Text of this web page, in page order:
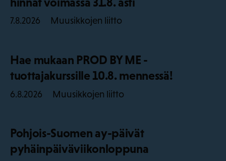
7.8.2026 Muusikkojen liitto
Hae mukaan PROD BY ME -
tuottajakurssille 10.8. mennessä!
6.8.2026 Muusikkojen liitto
Pohjois-Suomen ay-päivät
pyhäinpäiväviikonloppuna